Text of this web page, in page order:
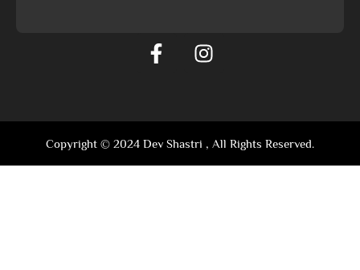
Copyright © 2024 Dev Shastri , All Rights Reserved.